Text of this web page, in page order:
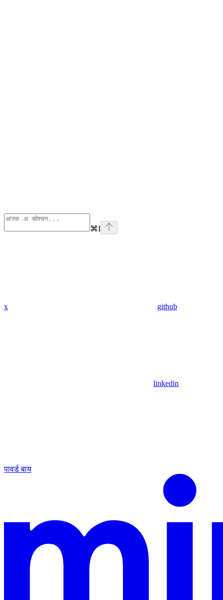
⌘I
x github
linkedin
पावर्ड बाय